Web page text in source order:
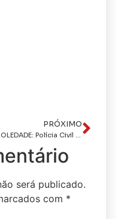
PRÓXIMO
será publicado.
com *